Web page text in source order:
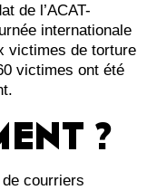
de l’ACAT-
internationale
victimes de torture
victimes ont été
?
courriers